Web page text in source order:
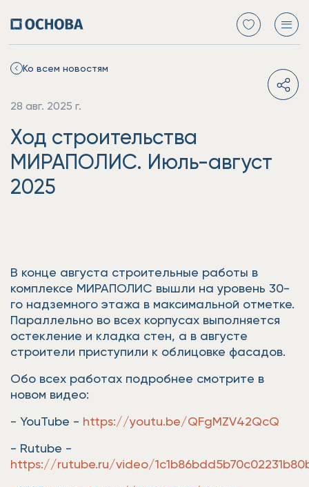
Ко всем новостям
28 авг. 2025 г.
Ход строительства
МИРАПОЛИС. Июль-август
2025
В конце августа строительные работы в
комплексе МИРАПОЛИС вышли на уровень 30-
го надземного этажа в максимальной отметке.
Параллельно во всех корпусах выполняется
остекление и кладка стен, а в августе
строители приступили к облицовке фасадов.
Обо всех работах подробнее смотрите в
новом видео:
- YouTube - https://youtu.be/QFgMZV42QcQ
- Rutube -
https://rutube.ru/video/